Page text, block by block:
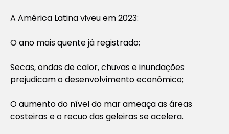
A América Latina viveu em 2023:
O ano mais quente já registrado;
Secas, ondas de calor, chuvas e inundações
prejudicam o desenvolvimento econômico;
O aumento do nível do mar ameaça as áreas
costeiras e o recuo das geleiras se acelera.